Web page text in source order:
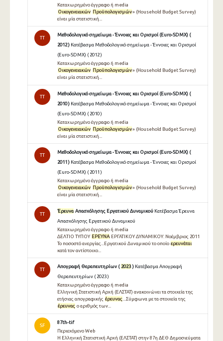
Καταχωρημένο έγγραφο ή media
Οικογενειακών Προϋπολογισμών» (Household Budget Survey)
είναι μία στατιστική...
TT
Μεθοδολογικό σημείωμα - Έννοιες και Ορισμοί (Euro-SDMX) (
2012 ) Κατέβασμα Μεθοδολογικό σημείωμα - Έννοιες και Ορισμοί
(Euro-SDMX) ( 2012 )
Καταχωρημένο έγγραφο ή media
Οικογενειακών Προϋπολογισμών» (Household Budget Survey)
είναι μία στατιστική...
TT
Μεθοδολογικό σημείωμα - Έννοιες και Ορισμοί (Euro-SDMX) (
2010 ) Κατέβασμα Μεθοδολογικό σημείωμα - Έννοιες και Ορισμοί
(Euro-SDMX) ( 2010 )
Καταχωρημένο έγγραφο ή media
Οικογενειακών Προϋπολογισμών» (Household Budget Survey)
είναι μία στατιστική...
TT
Μεθοδολογικό σημείωμα - Έννοιες και Ορισμοί (Euro-SDMX) (
2011 ) Κατέβασμα Μεθοδολογικό σημείωμα - Έννοιες και Ορισμοί
(Euro-SDMX) ( 2011 )
Καταχωρημένο έγγραφο ή media
Οικογενειακών Προϋπολογισμών» (Household Budget Survey)
είναι μία στατιστική...
TT
Έρευνα Απασχόλησης Εργατικού Δυναμικού Κατέβασμα Έρευνα
Απασχόλησης Εργατικού Δυναμικού
Καταχωρημένο έγγραφο ή media
∆ΕΛΤΙΟ ΤΥΠΟΥ ΕΡΕΥΝΑΕΡΓΑΤΙΚΟΥ ∆ΥΝΑΜΙΚΟΥ: Νοέµβριος 2011
Το ποσοστό ανεργίας...Εργατικού ∆υναµικού το οποίο ερευνάται
κατά τον αντίστοιχο...
TT
Απογραφή Θεραπευτηρίων ( 2023) Κατέβασμα Απογραφή
Θεραπευτηρίων ( 2023 )
Καταχωρημένο έγγραφο ή media
Ελληνική Στατιστική Αρχή (ΕΛΣΤΑΤ) ανακοινώνει τα στοιχεία της
ετήσιας απογραφικής έρευνας...Σύμφωνα με τα στοιχεία της
έρευνας ο αριθμός των...
SF
87th-tif
Περιεχόμενο Web
Η Ελληνική Στατιστική Αρχή (ΕΛΣΤΑΤ) στην 87η ΔΕΘ Δημοσιεύματα